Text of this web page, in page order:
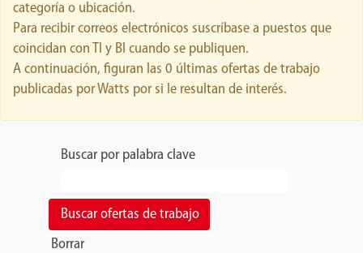
categoría o ubicación.
Para recibir correos electrónicos suscríbase a puestos que
coincidan con TI y BI cuando se publiquen.
A continuación, figuran las 0 últimas ofertas de trabajo
publicadas por Watts por si le resultan de interés.
Buscar por palabra clave
Borrar